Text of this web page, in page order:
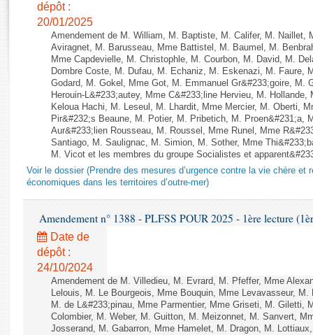
Rapports d'information
Rapports d'enquête
Rapports législatifs
Rapports sur l'application des lois
Baromètre de l’application des lois
Dossiers législatifs
Budget et sécurité sociale
Comptes rendus des débats
Liens vers les sites publics
dépôt :
20/01/2025
Amendement de M. William, M. Baptiste, M. Califer, M. Naillet,
Aviragnet, M. Barusseau, Mme Battistel, M. Baumel, M.
Mme Capdevielle, M. Christophle, M. Courbon, M. David, M.
Dombre Coste, M. Dufau, M. Echaniz, M. Eskenazi, M. Faure,
Godard, M. Gokel, Mme Got, M. Emmanuel Gr&#233;goire, M.
Herouin-L&#233;autey, Mme C&#233;line Hervieu, M.
Keloua Hachi, M. Leseul, M. Lhardit, Mme Mercier, M. Oberti,
Pir&#232;s Beaune, M. Potier, M. Pribetich, M. Proen&#231;a,
Aur&#233;lien Rousseau, M. Roussel, Mme Runel, Mme
Santiago, M. Saulignac, M. Simion, M. Sother, Mme
M. Vicot et les membres du groupe Socialistes et
Voir le dossier (Prendre des mesures d’urgence contre la vie chère et
économiques dans les territoires d’outre-mer)
Amendement n° 1388 - PLFSS POUR 2025 - 1ère lecture
Date de
dépôt :
24/10/2024
Amendement de M. Villedieu, M. Evrard, M. Pfeffer, Mme
Lelouis, M. Le Bourgeois, Mme Bouquin, Mme Levavasseur,
M. de L&#233;pinau, Mme Parmentier, Mme Griseti, M. Giletti,
Colombier, M. Weber, M. Guitton, M. Meizonnet, M. Sanvert,
Josserand, M. Gabarron, Mme Hamelet, M. Dragon, M.